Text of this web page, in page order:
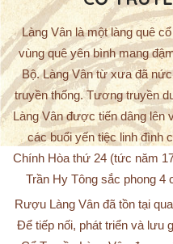
RƯỢU CỔ
CỔ
Làng Vân là một làng quê
vùng quê yên bình mang
Bộ. Làng Vân từ xưa đã
truyền thống. Tương truyền
Làng Vân được tiến dâng lên
các buổi yến tiệc linh đình
Chính Hòa thứ 24 (tức năm
Rượu Làng Vân đã tồn tại